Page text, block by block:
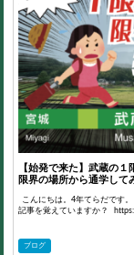
【始発で来た】武蔵の１
限界の場所から通学して
こんにちは。4年てらだです
記事を覚えていますか？
ブログ